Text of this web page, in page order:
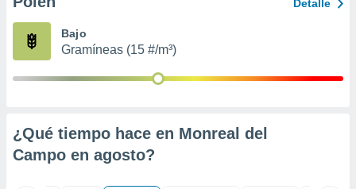
publicidad
Detalle
Bajo
Gramíneas (15 #/m³)
¿Qué tiempo hace en Monreal del
Campo en agosto?